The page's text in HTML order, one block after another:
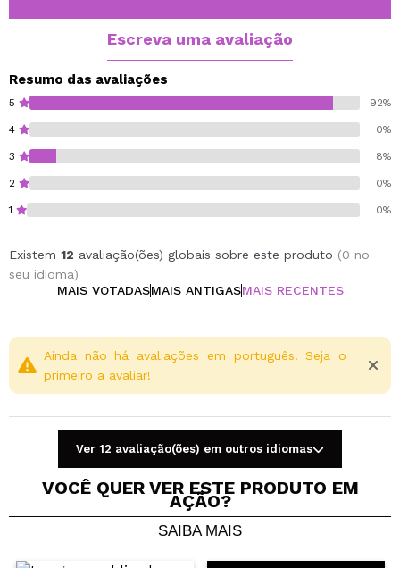
Vegan.
Escreva uma avaliação
Resumo das avaliações
5 92%
4 0%
3 8%
2 0%
1 0%
Existem 12 avaliação(ões) globais sobre este produto (0 no
seu idioma)
MAIS VOTADASMAIS ANTIGASMAIS RECENTES
Compartilhar um vídeo ou uma foto
Seu vídeo pode ser o primeiro. Imagine isso...
Ainda não há avaliações em português. Seja o
primeiro a avaliar!
Ver 12 avaliação(ões) em outros idiomas
VOCÊ QUER VER ESTE PRODUTO EM
AÇÃO?
SAIBA MAIS